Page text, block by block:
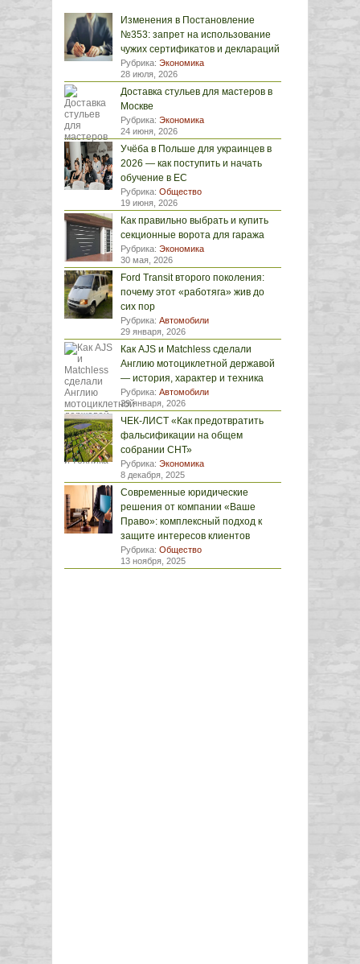
Изменения в Постановление
№353: запрет на использование
чужих сертификатов и деклараций
Рубрика: Экономика
28 июля, 2026
Доставка стульев для мастеров в
Москве
Рубрика: Экономика
24 июня, 2026
Учёба в Польше для украинцев в
2026 — как поступить и начать
обучение в ЕС
Рубрика: Общество
19 июня, 2026
Как правильно выбрать и купить
секционные ворота для гаража
Рубрика: Экономика
30 мая, 2026
Ford Transit второго поколения:
почему этот «работяга» жив до
сих пор
Рубрика: Автомобили
29 января, 2026
Как AJS и Matchless сделали
Англию мотоциклетной державой
— история, характер и техника
Рубрика: Автомобили
29 января, 2026
ЧЕК-ЛИСТ «Как предотвратить
фальсификации на общем
собрании СНТ»
Рубрика: Экономика
8 декабря, 2025
Современные юридические
решения от компании «Ваше
Право»: комплексный подход к
защите интересов клиентов
Рубрика: Общество
13 ноября, 2025